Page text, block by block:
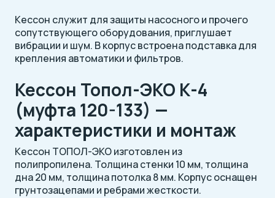
Кессон служит для защиты насосного и прочего
сопутствующего оборудования, приглушает
вибрации и шум. В корпус встроена подставка для
крепления автоматики и фильтров.
Кессон Топол-ЭКО К-4
(муфта 120-133) —
характеристики и монтаж
Кессон ТОПОЛ-ЭКО изготовлен из
полипропилена. Толщина стенки 10 мм, толщина
дна 20 мм, толщина потолка 8 мм. Корпус оснащен
грунтозацепами и ребрами жесткости.